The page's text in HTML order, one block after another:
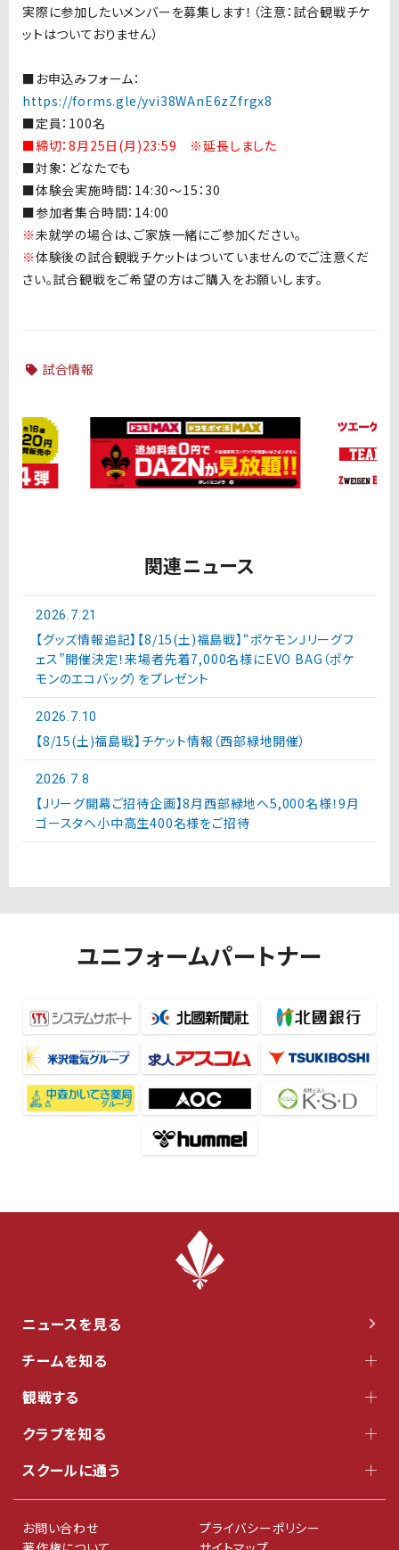
実際に参加したいメンバーを募集します！（注意：試合観戦チケ
ットはついておりません）
■お申込みフォーム：
https://forms.gle/yvi38WAnE6zZfrgx8
■定員：100名
■締切：8月25日(月)23:59 ※延長しました
■対象：どなたでも
■体験会実施時間：14:30～15：30
■参加者集合時間：14:00
※未就学の場合は、ご家族一緒にご参加ください。
※体験後の試合観戦チケットはついていませんのでご注意くだ
さい。試合観戦をご希望の方はご購入をお願いします。
試合情報
関連ニュース
2026.7.21
【グッズ情報追記】【8/15(土)福島戦】“ポケモンＪリーグフ
ェス”開催決定！来場者先着7,000名様にEVO BAG（ポケ
モンのエコバッグ）をプレゼント
2026.7.10
【8/15(土)福島戦】チケット情報（西部緑地開催）
2026.7.8
【Jリーグ開幕ご招待企画】8月西部緑地へ5,000名様！9月
ゴースタへ小中高生400名様をご招待
ユニフォームパートナー
ニュースを見る
チームを知る
観戦する
クラブを知る
スクールに通う
お問い合わせ
プライバシーポリシー